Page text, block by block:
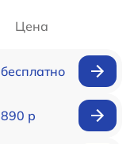
Цена
бесплатно
890 р